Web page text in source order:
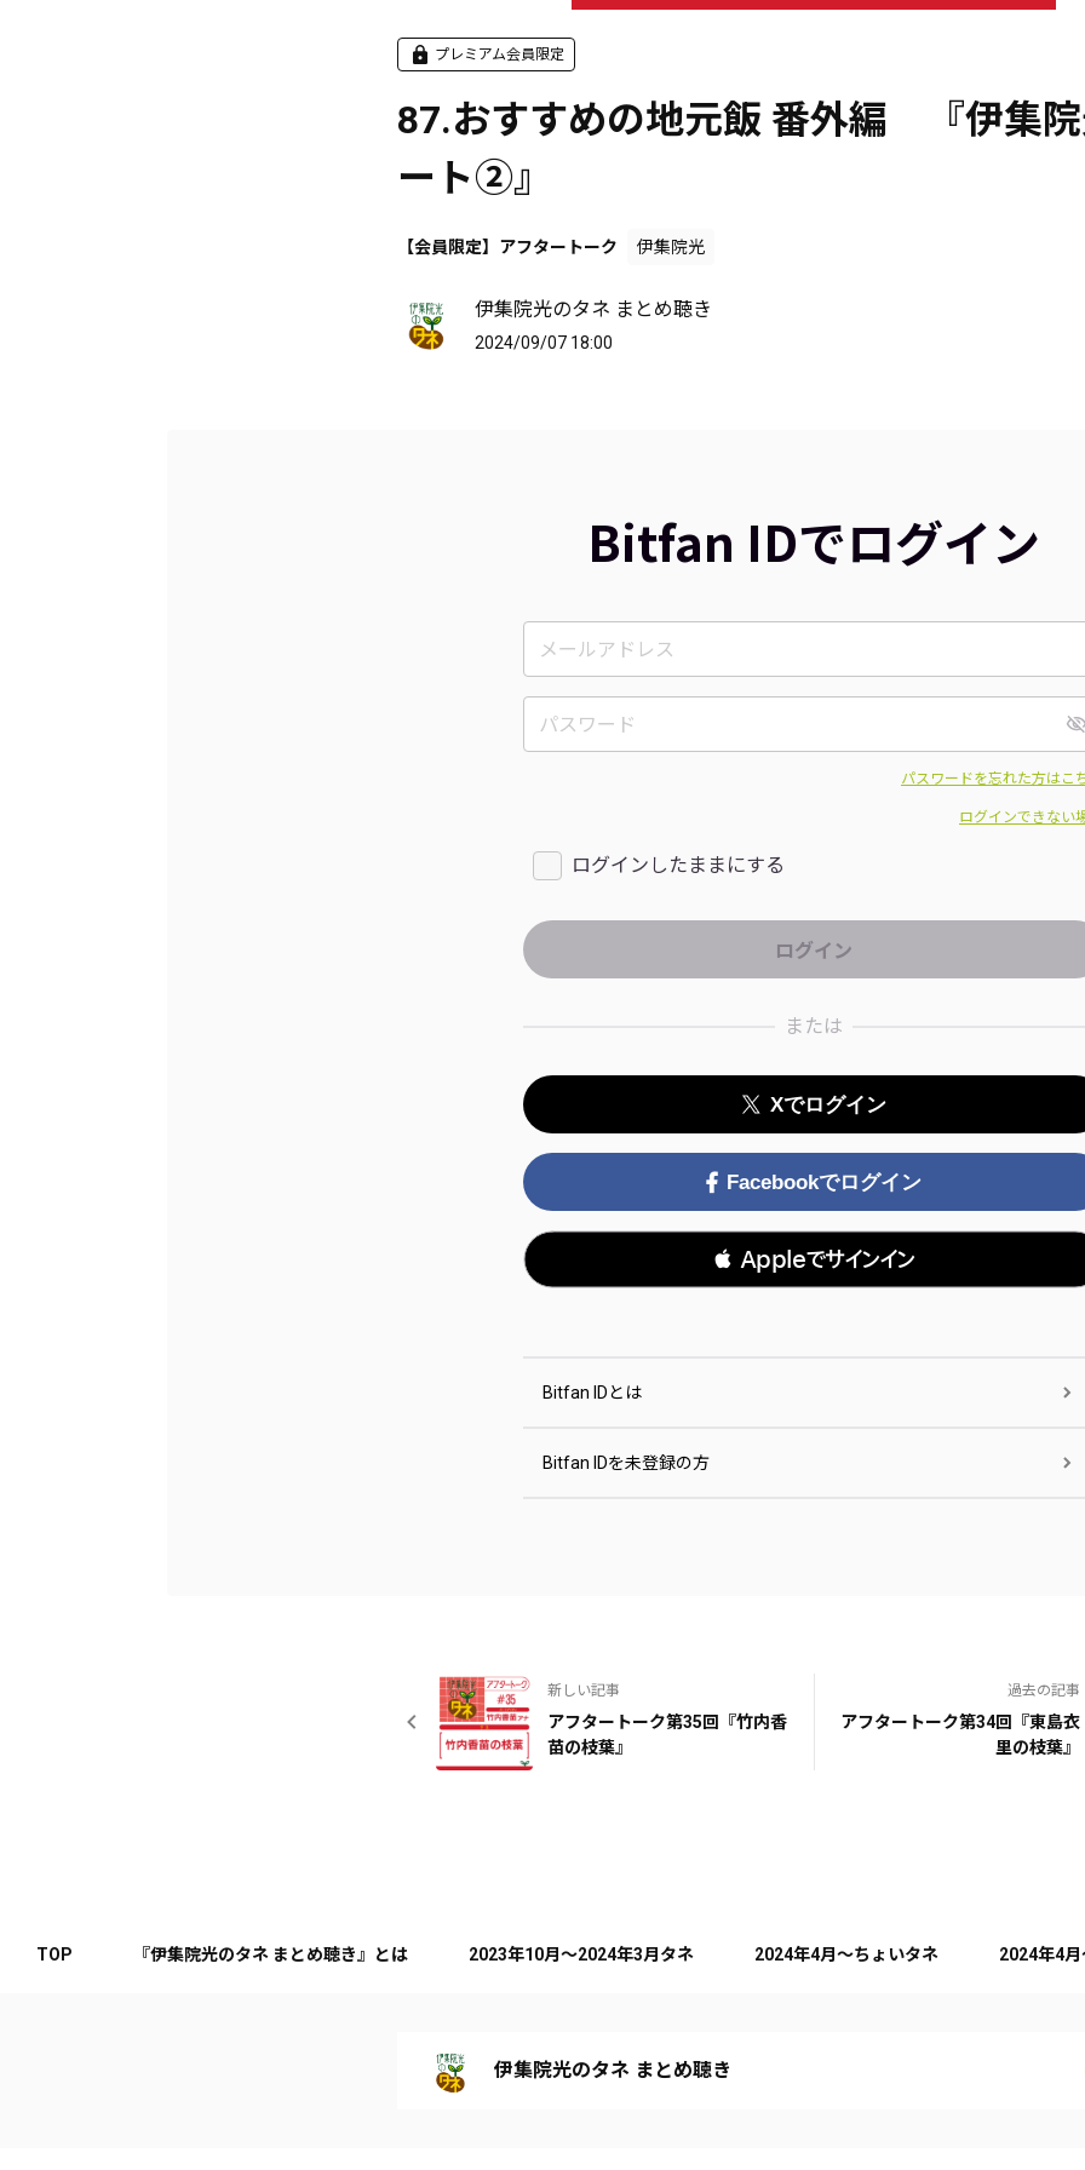
プレミアム会員限定
87.おすすめの地元飯 番外編 『伊集
ート②』
【会員限定】アフタートーク 伊集院光
伊集院光のタネ まとめ聴き
2024/09/07 18:00
Bitfan IDでログイン
パスワードを忘れた方はこ
ログインできない
ログインしたままにする
または
Xでログイン
Facebookでログイン
 Appleでサインイン
Bitfan IDとは
Bitfan IDを未登録の方
新しい記事
アフタートーク第35回『竹内香
苗の枝葉』
過去の記事
アフタートーク第34回『東島衣
里の枝葉』
TOP 『伊集院光のタネ まとめ聴き』とは 2023年10月～2024年3月タネ 2024年4月～ちょいタネ 2024年4月
伊集院光のタネ まとめ聴き